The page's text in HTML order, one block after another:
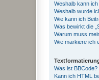
Weshalb kann
Weshalb wurde
Wie kann ich
Was bewirkt die
Warum muss
Wie markiere ich
Was ist BBCode?
Kann ich HTML